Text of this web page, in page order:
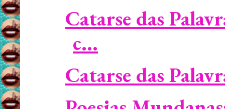
Catarse das
c...
Catarse das